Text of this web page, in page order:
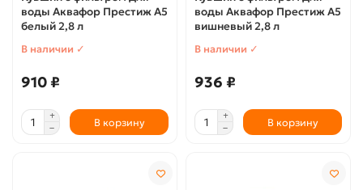
воды Аквафор Престиж А5
белый 2,8 л
В наличии ✓
910 ₽
В корзину
воды Аквафор Престиж А5
вишневый 2,8 л
В наличии ✓
936 ₽
В корзину